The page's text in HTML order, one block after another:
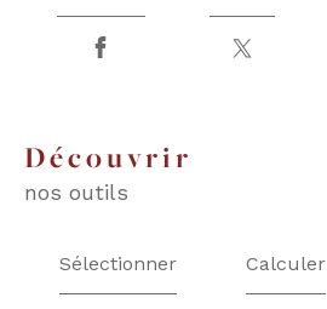
découvrir
nos outils
Sélectionner Calculer